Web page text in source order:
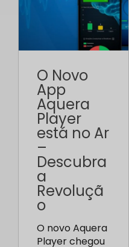
O Novo
App
Aquera
Player
está no Ar
–
Descubra
a
Revoluçã
o
O novo Aquera
Player chegou